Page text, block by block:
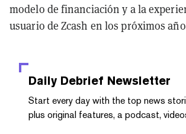
modelo de financiación y a la
usuario de Zcash en los próximos
Daily Debrief Newsletter
Start every day with the top news
plus original features, a podcast,